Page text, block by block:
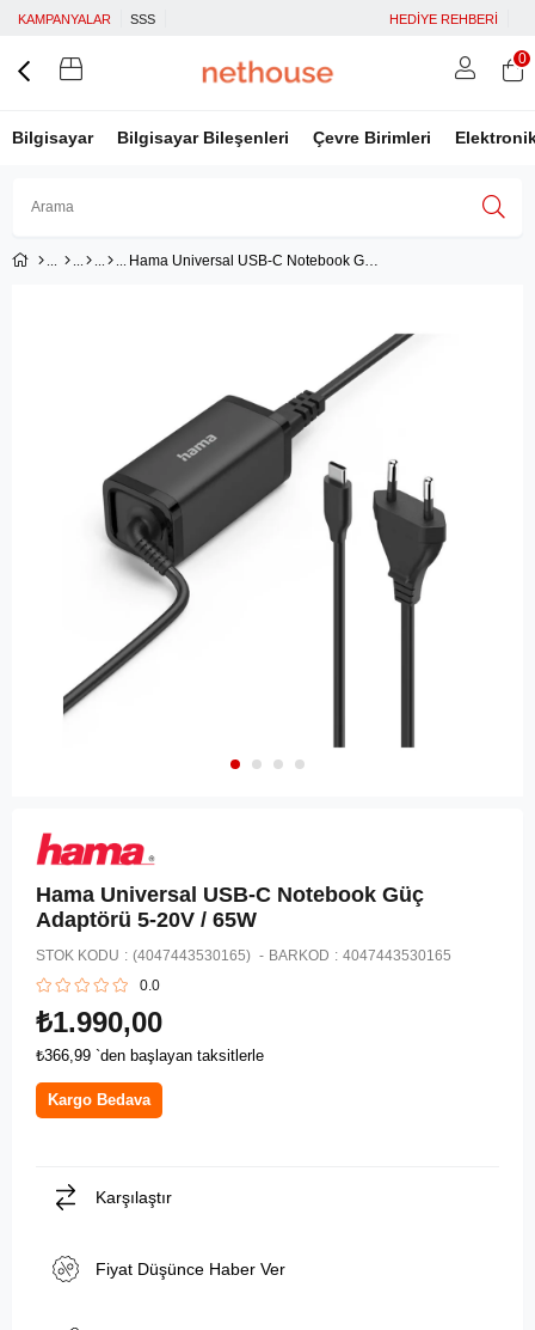
KAMPANYALAR SSS HEDİYE REHBERİ
Bilgisayar Bilgisayar Bileşenleri Çevre Birimleri
0
Hama Universal USB-C Notebook Güç Adaptörü 5-20V / 65W
Hama Universal USB-C Notebook Güç
Adaptörü 5-20V / 65W
STOK KODU (4047443530165) BARKOD : 4047443530165
0.0
₺1.990,00
₺366,99 `den başlayan taksitlerle
Kargo Bedava
Karşılaştır
Fiyat Düşünce Haber Ver